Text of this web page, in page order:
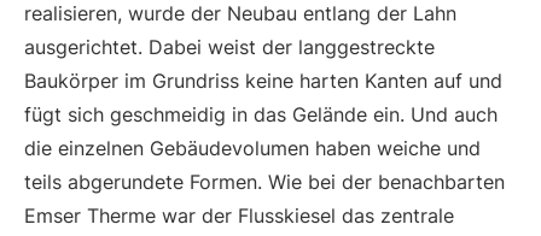
realisieren, wurde der Neubau entlang der Lahn
ausgerichtet. Dabei weist der langgestreckte
Baukörper im Grundriss keine harten Kanten auf und
fügt sich geschmeidig in das Gelände ein. Und auch
die einzelnen Gebäudevolumen haben weiche und
teils abgerundete Formen. Wie bei der benachbarten
Emser Therme war der Flusskiesel das zentrale